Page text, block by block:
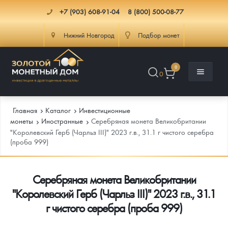
+7 (903) 608-91-04 8 (800) 500-08-77
Нижний Новгород Подбор монет
0
0
Каталог
Инвестиционные монеты
Монеты Россия и СССР
Памятные и старинные монеты
Как сделать заказ
Подлинность монет
Доставка
Главная Каталог
Инвестиционные
монеты
Иностранные
Серебряная монета Великобритании
"Королевский Герб (Чарльз III)" 2023 г.в., 31.1 г чистого серебра
(проба 999)
Серебряная монета Великобритании
"Королевский Герб (Чарльз III)" 2023 г.в., 31.1
г чистого серебра (проба 999)